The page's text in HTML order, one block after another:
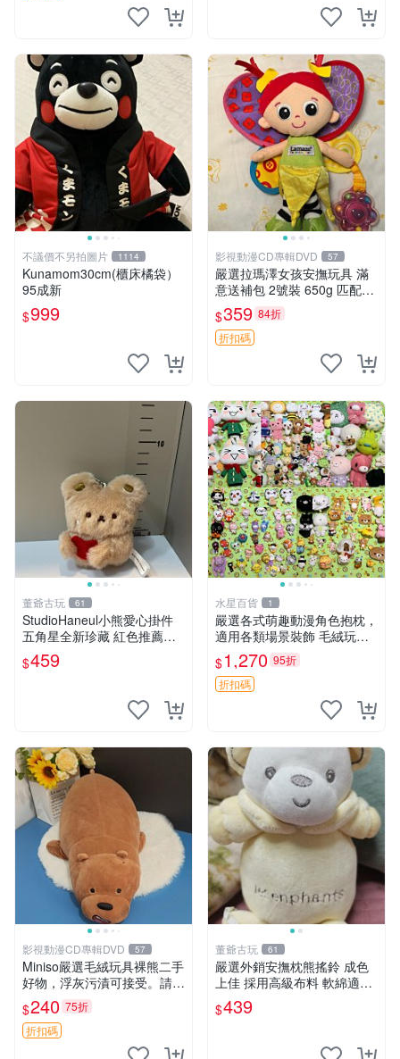
不議價不另拍圖片 1114
Kunamom30cm(櫃床橘袋）
95成新
$999
影視動漫CD專輯DVD 57
嚴選拉瑪澤女孩安撫玩具 滿
意送補包 2號裝 650g 匹配嬰
幼童舒壓好伴侶 女孩專用 安
心選擇 安撫玩偶 衝包 玩具
$359 84折
折扣碼
董爺古玩 61
StudioHaneul小熊愛心掛件
五角星全新珍藏 紅色推薦收
藏 玩具掛飾 掛件 新品
$459
水星百貨 1
嚴選各式萌趣動漫角色抱枕，
適用各類場景裝飾 毛絨玩
具、卡通抱枕、趣味玩偶
$1,270 95折
折扣碼
影視動漫CD專輯DVD 57
Miniso嚴選毛絨玩具裸熊二手
好物，浮灰污漬可接受。請詳
閱照片再下單，售出不退不
換。全新品相收藏推薦。 裸
熊 毛絨玩具 收藏
$240 75折
折扣碼
董爺古玩 61
嚴選外銷安撫枕熊搖鈴 成色
上佳 採用高級布料 軟綿適合
收藏 安心選購 安撫枕 熊玩具
搖鈴
$439